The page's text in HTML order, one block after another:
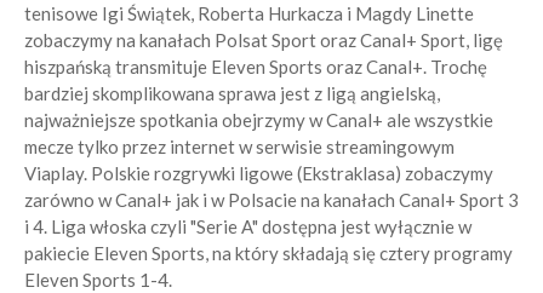
tenisowe Igi Świątek, Roberta Hurkacza i Magdy Linette
zobaczymy na kanałach Polsat Sport oraz Canal+ Sport, ligę
hiszpańską transmituje Eleven Sports oraz Canal+. Trochę
bardziej skomplikowana sprawa jest z ligą angielską,
najważniejsze spotkania obejrzymy w Canal+ ale wszystkie
mecze tylko przez internet w serwisie streamingowym
Viaplay. Polskie rozgrywki ligowe (Ekstraklasa) zobaczymy
zarówno w Canal+ jak i w Polsacie na kanałach Canal+ Sport 3
i 4. Liga włoska czyli "Serie A" dostępna jest wyłącznie w
pakiecie Eleven Sports, na który składają się cztery programy
Eleven Sports 1-4.